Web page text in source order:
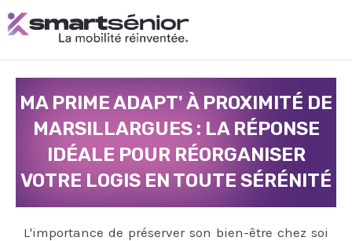
Aller
au
MA PRIME ADAPT' À PROXIMITÉ DE
MARSILLARGUES : LA RÉPONSE
IDÉALE POUR RÉORGANISER
VOTRE LOGIS EN TOUTE SÉRÉNITÉ
L'importance de préserver son bien-être chez soi